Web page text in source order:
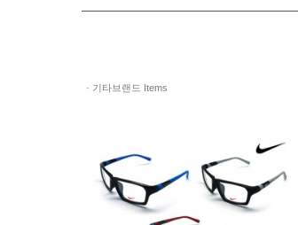
· 기타브랜드 Items